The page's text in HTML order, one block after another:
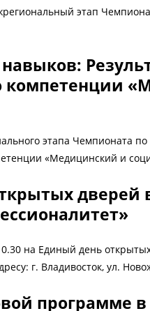
этап
компетенции
этапа Чемпионата
«Медицинский и
дверей
на Единый день
г. Владивосток, ул.
программе